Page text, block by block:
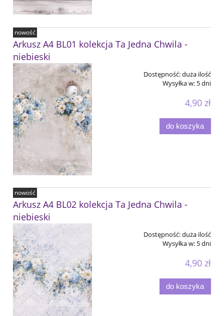
Arkusz A4 BL01 kolekcja Ta Jedna Chwila -
niebieski
Dostępność:duża ilość
Wysyłka w: 5 dni
4,90 zł
do koszyka
nowość
Arkusz A4 BL02 kolekcja Ta Jedna Chwila -
niebieski
Dostępność:duża ilość
Wysyłka w: 5 dni
4,90 zł
do koszyka
nowość